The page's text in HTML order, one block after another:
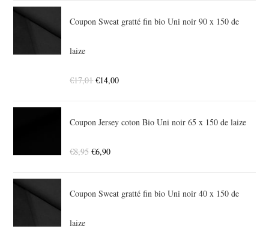
Coupon Sweat gratté fin bio Uni noir 90 x 150 de
laize
€17,01 €14,00
Coupon Jersey coton Bio Uni noir 65 x 150 de laize
€8,95 €6,90
Coupon Sweat gratté fin bio Uni noir 40 x 150 de
laize